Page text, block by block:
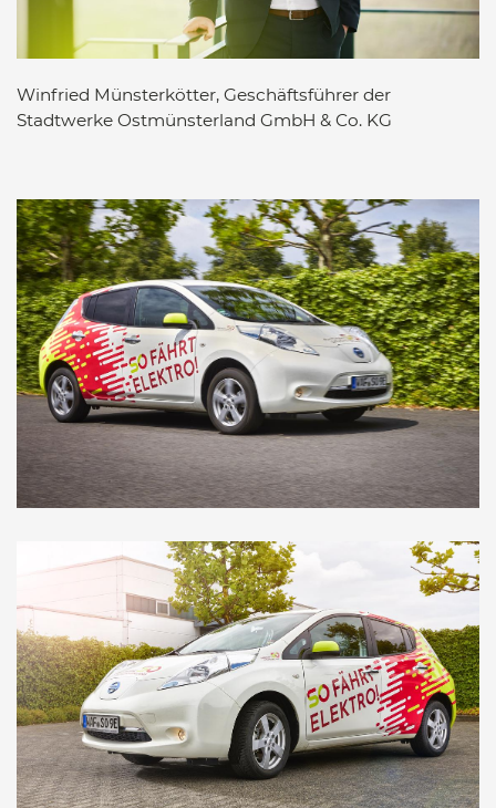
Winfried Münsterkötter, Geschäftsführer der
Stadtwerke Ostmünsterland GmbH & Co. KG